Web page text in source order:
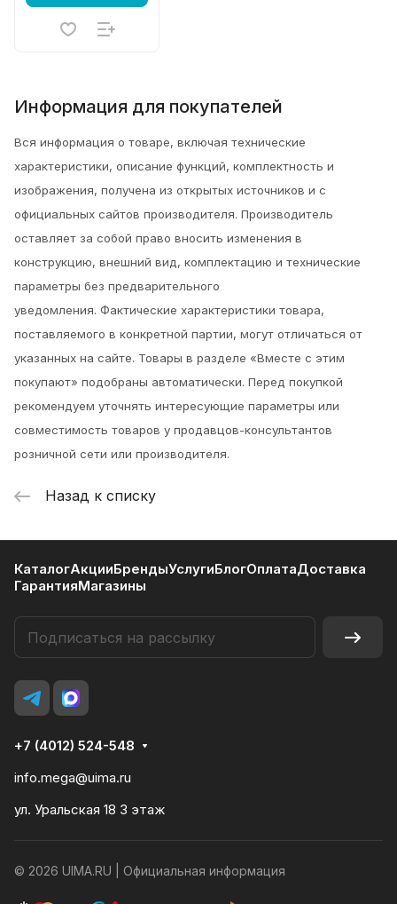
Информация для покупателей
Вся информация о товаре, включая технические
характеристики, описание функций, комплектность и
изображения, получена из открытых источников и с
официальных сайтов производителя. Производитель
оставляет за собой право вносить изменения в
конструкцию, внешний вид, комплектацию и технические
параметры без предварительного
уведомления. Фактические характеристики товара,
поставляемого в конкретной партии, могут отличаться от
указанных на сайте. Товары в разделе «Вместе с этим
покупают» подобраны автоматически. Перед покупкой
рекомендуем уточнять интересующие параметры или
совместимость товаров у продавцов-консультантов
розничной сети или производителя.
Назад к списку
КаталогАкцииБрендыУслугиБлогОплатаДоставка
ГарантияМагазины
+7 (4012) 524-548
info.mega@uima.ru
ул. Уральская 18 3 этаж
© 2026 UIMA.RU | Официальная информация